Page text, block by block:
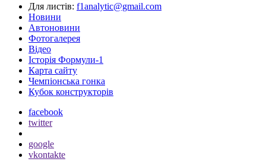
Для листів: f1analytic@gmail.com
Новини
Автоновини
Фотогалерея
Відео
Історія Формули-1
Карта сайту
Чемпіонська гонка
Кубок конструкторів
facebook
twitter
google
vkontakte